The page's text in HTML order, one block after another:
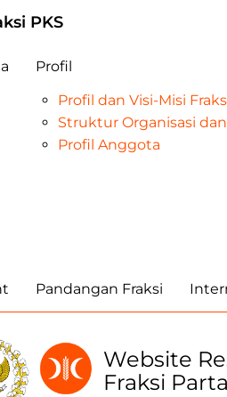
PKS
Profil
Profil dan Visi-Misi
Struktur Organisasi
Profil Anggota
Pandangan Fraksi
Website
Fraksi